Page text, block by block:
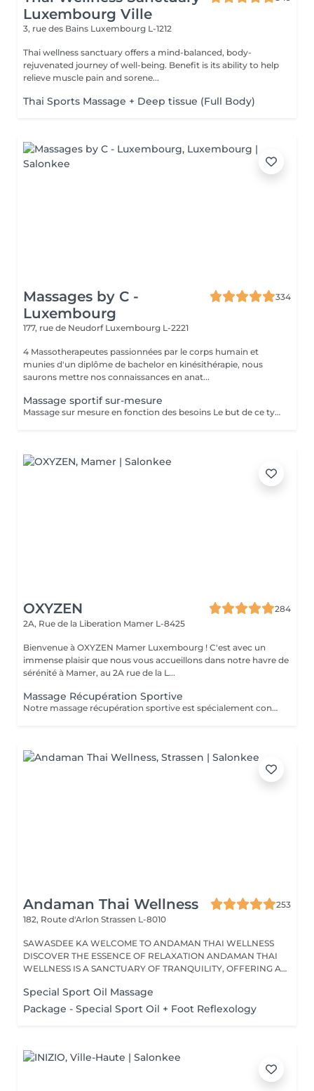
Luxembourg Ville
3, rue des Bains Luxembourg L-1212
Thai wellness sanctuary offers a mind-balanced, body-
rejuvenated journey of well-being. Benefit is its ability to help
relieve muscle pain and sorene...
Thai Sports Massage + Deep tissue (Full Body)
Massages by C -
Luxembourg
334
177, rue de Neudorf Luxembourg L-2221
4 Massotherapeutes passionnées par le corps humain et
munies d'un diplôme de bachelor en kinésithérapie, nous
saurons mettre nos connaissances en anat...
Massage sportif sur-mesure
Massage sur mesure en fonction des besoins Le but de ce type de massage sera l'optimisation de la récupération musculaire entre les entraînements sportifs (circulation sanguine ramenée au coeur et muscles assouplis), le rythme sera élevé et la pression plus forte que lors d'un massage relaxant mais moins que pour un massage des tissus profonds
OXYZEN
284
2A, Rue de la Liberation Mamer L-8425
Bienvenue à OXYZEN Mamer Luxembourg ! C'est avec un
immense plaisir que nous vous accueillons dans notre havre de
sérénité à Mamer, au 2A rue de la L...
Massage Récupération Sportive
Notre massage récupération sportive est spécialement conçu pour vous aider à détendre efficacement vos muscles après un effort physique intense. Il favorise l'élimination rapide des toxines tout en améliorant l'oxygénation des tissus musculaires. Ce massage contribue également à prévenir l'accumulation des déchets métaboliques, à réduire la sensation de fatigue, les spasmes musculaires, et à minimiser les risques de courbatures. Laissez-vous dorloter par ce soin expert qui a été méticuleusement élaboré pour que vous puissiez savourer un véritable moment de détente et d'évasion. Idéal également comme idée cadeau originale, pour surprendre et faire plaisir. Pour en savoir plus et découvrir l'ensemble de nos prestations, cliquez ici : https://www.oxyzen.lu Veuillez noter que ce massage est déconseillé aux femmes enceintes. Avertissement : Nos soins sont dédiés au bien-être et à la relaxation. Ils ne remplacent pas un suivi médical et ne relèvent pas de la kinésithérapie.
Andaman Thai Wellness
253
182, Route d'Arlon Strassen L-8010
SAWASDEE KA WELCOME TO ANDAMAN THAI WELLNESS
DISCOVER THE ESSENCE OF RELAXATION ANDAMAN THAI
WELLNESS IS A SANCTUARY OF TRANQUILITY, OFFERING A
Special Sport Oil Massage
Package - Special Sport Oil + Foot Reflexology